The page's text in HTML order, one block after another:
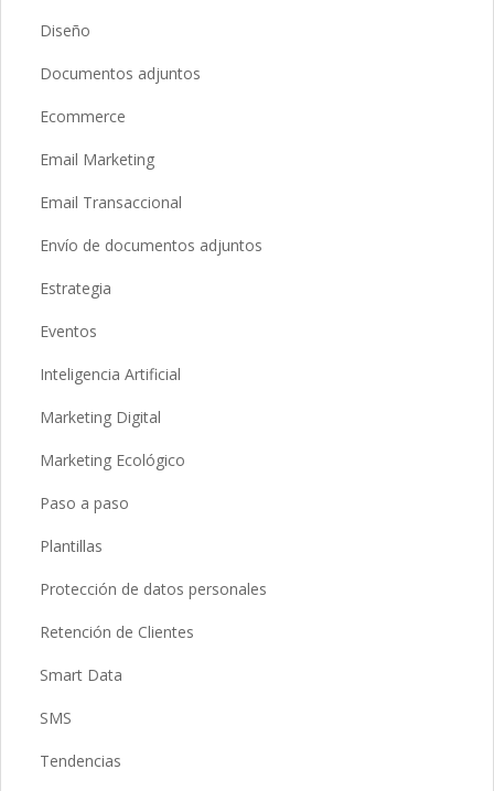
Diseño
Documentos adjuntos
Ecommerce
Email Marketing
Email Transaccional
Envío de documentos adjuntos
Estrategia
Eventos
Inteligencia Artificial
Marketing Digital
Marketing Ecológico
Paso a paso
Plantillas
Protección de datos personales
Retención de Clientes
Smart Data
SMS
Tendencias